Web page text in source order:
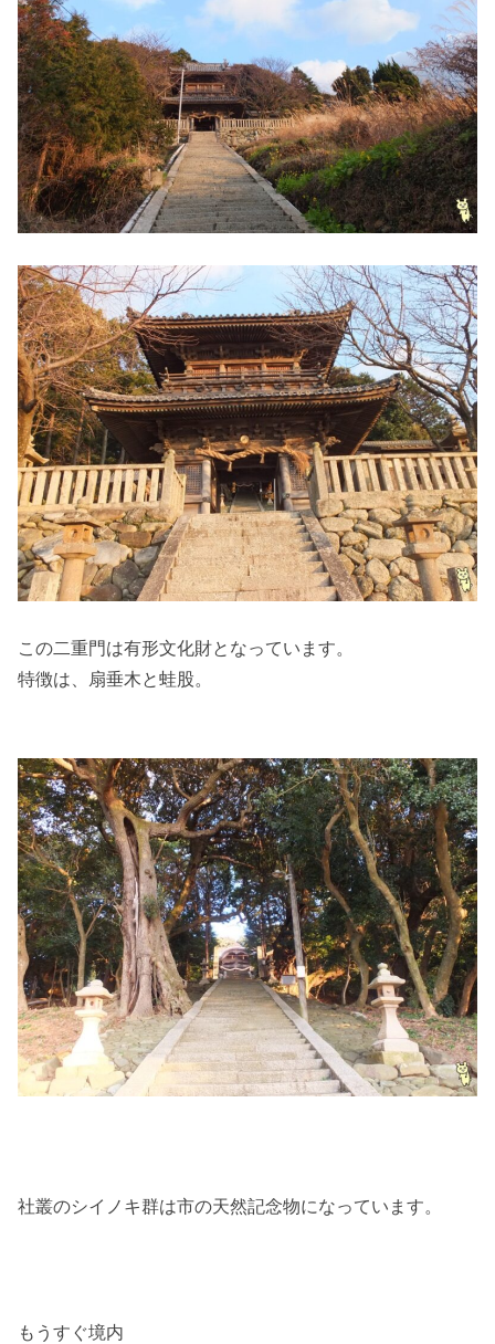
この二重門は有形文化財となっています。
特徴は、扇垂木と蛙股。
社叢のシイノキ群は市の天然記念物になっています。
もうすぐ境内